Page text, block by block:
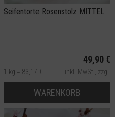
Seifentorte Rosenstolz MITTEL
49,90 €
1 kg = 83,17 € inkl. MwSt., zzgl.
Versand
WARENKORB